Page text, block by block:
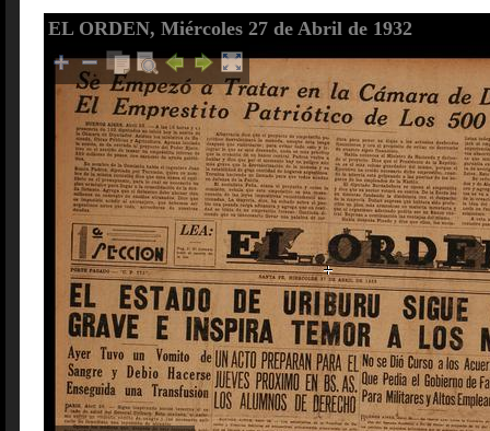
EL ORDEN, Miércoles 27 de Abril de 1932